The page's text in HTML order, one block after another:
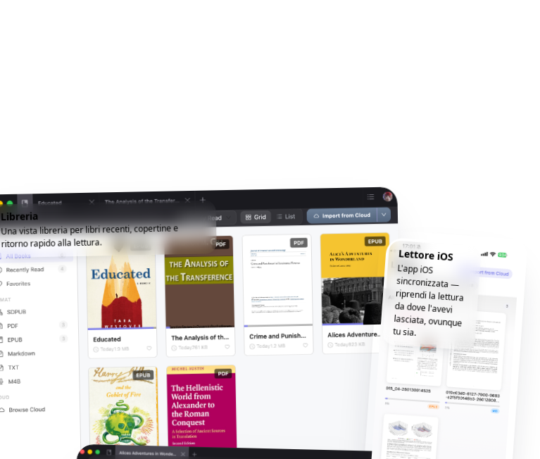
Libreria
Una vista libreria per libri recenti, copertine e
ritorno rapido alla lettura.
Lettore iOS
L'app iOS
sincronizzata —
riprendi la lettura
da dove l'avevi
lasciata, ovunque
tu sia.